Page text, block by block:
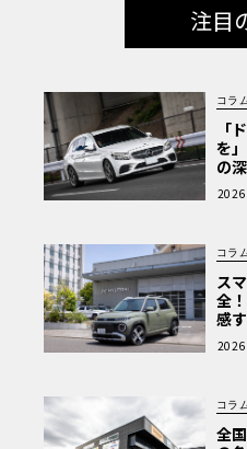
注目
コラ
「
を
の
心
な
コラ
ス
全
感
【
2026
コラ
全